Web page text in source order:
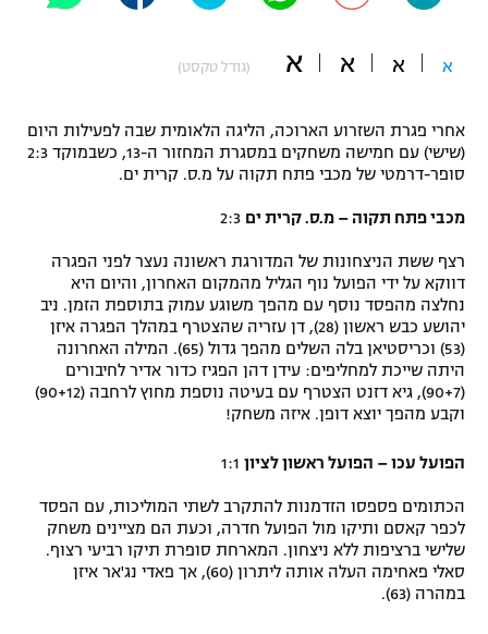
תקנון משתתפים וזוכים בפרסים
תקנון עבור פעילות אלקטרה
תקנון עבור פעילות ספורט 1 – "מרלן"
טניס
גיימינג E-Sports
תנאי שימוש
מדיניות פרטיות
תקנון פעילות ספורט 1
רשיון להקרנה פומבית לבית עסק
הצטרפות לחבילת הערוצים
כדורמים
בייסבול MLB
ספורט אתגרי ואקסטרים
אומנויות לחימה
גיימינג E-Sports
א א א א (גודל טקסט)
אחרי פגרת השזרוע הארוכה, הליגה הלאומית שבה לפעילות היום
(שישי) עם חמישה משחקים במסגרת המחזור ה-13, כשבמוקד 2:3
סופר-דרמטי של מכבי פתח תקוה על מ.ס. קרית ים.
מכבי פתח תקוה – מ.ס. קרית ים
רצף ששת הניצחונות של המדורגת ראשונה נעצר לפני הפגרה
דווקא על ידי הפועל נוף הגליל מהמקום האחרון, והיום היא
נחלצה מהפסד נוסף עם מהפך משוגע עמוק בתוספת הזמן. ניב
יהושע כבש ראשון (28), דן עזריה שהצטרף במהלך הפגרה איזן
(53) וכריסטיאן בלה השלים מהפך גדול (65). המילה האחרונה
היתה שייכת למחליפים: עידן דהן הפגיז כדור אדיר לחיבורים
(90+7), גיא דזנט הצטרף עם בעיטה נוספת מחוץ לרחבה (90+12)
וקבע מהפך יוצא דופן. איזה משחק!
הפועל עכו – הפועל ראשון לציון
הכתומים פספסו הזדמנות להתקרב לשתי המוליכות, עם הפסד
לכפר קאסם ותיקו מול הפועל חדרה, וכעת הם מציינים משחק
שלישי ברציפות ללא ניצחון. המארחת סופרת תיקו רביעי רצוף.
סאלי פאחימה העלה אותה ליתרון (60), אך פאדי נג'אר איזן
במהרה (63).